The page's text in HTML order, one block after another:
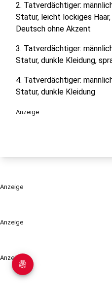
Anzeige
Anzeige
2. Tatverdächtiger:
Statur, leicht lockiges
Deutsch ohne Akzent
3. Tatverdächtiger:
Statur, dunkle Kleidung,
4. Tatverdächtiger:
Statur, dunkle Kleidung
Anzeige
Anzeige